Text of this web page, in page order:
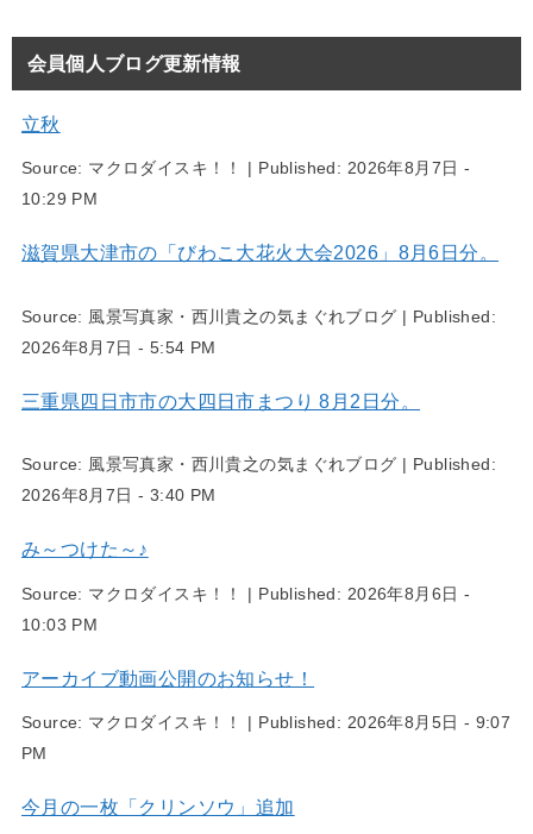
会員個人ブログ更新情報
立秋
Source: マクロダイスキ！！ | Published: 2026年8月7日 -
10:29 PM
滋賀県大津市の「びわこ大花火大会2026」8月6日分。
Source: 風景写真家・西川貴之の気まぐれブログ | Published:
2026年8月7日 - 5:54 PM
三重県四日市市の大四日市まつり 8月2日分。
Source: 風景写真家・西川貴之の気まぐれブログ | Published:
2026年8月7日 - 3:40 PM
み～つけた～♪
Source: マクロダイスキ！！ | Published: 2026年8月6日 -
10:03 PM
アーカイブ動画公開のお知らせ！
Source: マクロダイスキ！！ | Published: 2026年8月5日 - 9:07
PM
今月の一枚「クリンソウ」追加